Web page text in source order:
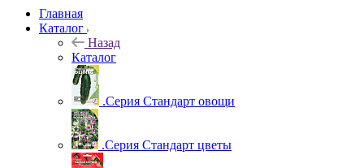
Главная
Каталог
Назад
Каталог
.Серия Стандарт овощи
.Серия Стандарт цветы